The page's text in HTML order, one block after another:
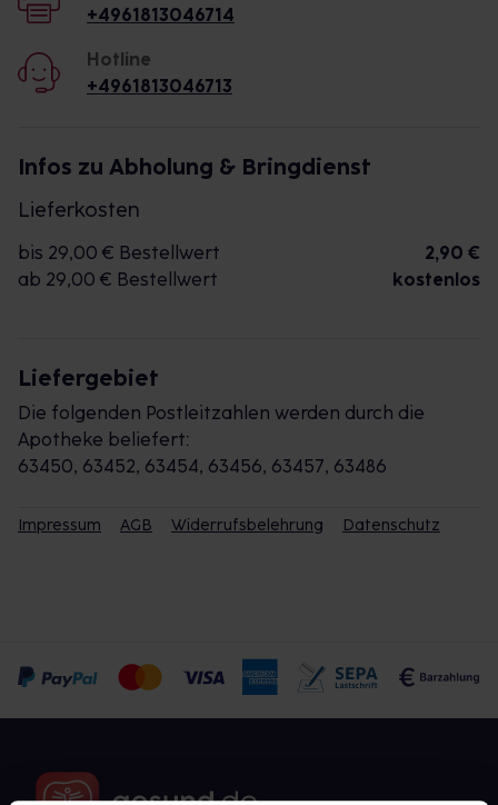
+4961813046714
Hotline
+4961813046713
Infos zu Abholung & Bringdienst
Lieferkosten
bis 29,00 € Bestellwert
2,90 €
ab 29,00 € Bestellwert
kostenlos
Liefergebiet
Die folgenden Postleitzahlen werden durch die
Apotheke beliefert:
63450, 63452, 63454, 63456, 63457, 63486
Impressum AGB Widerrufsbelehrung Datenschutz